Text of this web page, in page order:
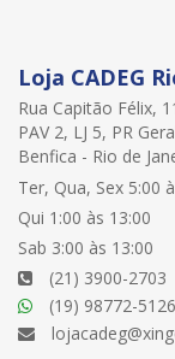
Loja CADEG
Rua Capitão Félix,
PAV 2, LJ 5, PR
Benfica - Rio de
Ter, Qua, Sex 5:00
Qui 1:00 às 13:00
Sab 3:00 às 13:00
(21) 3900-2703
(19) 98772-5126